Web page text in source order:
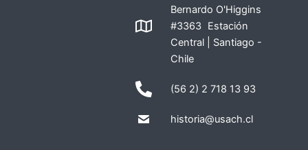
Bernardo O'Higgins
#3363 Estación
Central | Santiago -
Chile
(56 2) 2 718 13 93
historia@usach.cl